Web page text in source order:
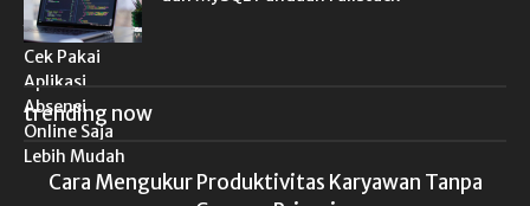
trending now
Cara Mengukur Produktivitas Karyawan Tanpa